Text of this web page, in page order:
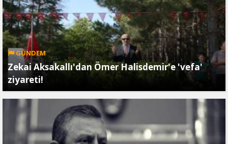
GÜNDEM
Zekai Aksakallı'dan Ömer Halisdemir'e 'vefa'
ziyareti!